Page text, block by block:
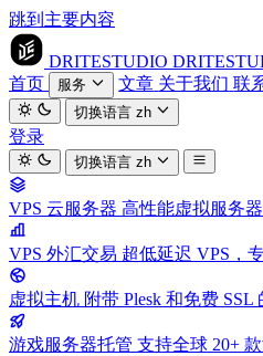
跳到主要内容
DRITESTUDIO
首页
服务 文章 关于我们 联
切换语言zh
登录
切换语言zh
VPS 云服务器 高性能虚拟服务
VPS 外汇交易 超低延迟 VPS，
虚拟主机 附带 Plesk 和免费 SSL
游戏服务器托管 支持全球 20+